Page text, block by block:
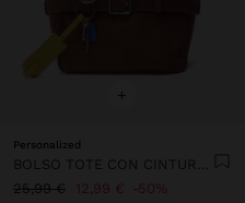
+
Personalized
25,99 €
12,99 € 50%